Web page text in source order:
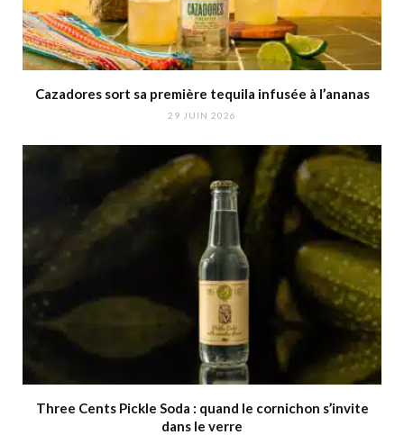
Cazadores sort sa première tequila infusée à l’ananas
29 JUIN 2026
Three Cents Pickle Soda : quand le cornichon s’invite
dans le verre